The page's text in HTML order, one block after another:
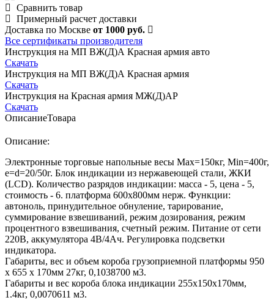
Сравнить товар
Примерный расчет доставки
Доставка по Москве от 1000 руб.
Все сертификаты производителя
Инструкция на МП ВЖ(Д)А Красная армия авто
Скачать
Инструкция на МП ВЖ(Д)А Красная армия
Скачать
Инструкция на Красная армия МЖ(Д)АР
Скачать
ОписаниеТовара
Описание:
Электронные торговые напольные весы Мах=150кг, Min=400г,
e=d=20/50г. Блок индикации из нержавеющей стали, ЖКИ
(LCD). Количество разрядов индикации: масса - 5, цена - 5,
стоимость - 6. платформа 600х800мм нерж. Функции:
автоноль, принудительное обнуление, тарирование,
суммирование взвешиваний, режим дозирования, режим
процентного взвешивания, счетный режим. Питание от сети
220В, аккумулятора 4В/4Ач. Регулировка подсветки
индикатора.
Габариты, вес и объем короба грузоприемной платформы 950
х 655 х 170мм 27кг, 0,1038700 м3.
Габариты и вес короба блока индикации 255х150х170мм,
1.4кг, 0,0070611 м3.